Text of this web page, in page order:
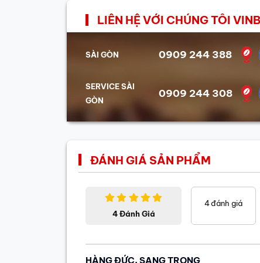
LIÊN HỆ VỚI CHÚNG TÔI
SÀI GÒN 0909 244 388
SERVICE SÀI
GÒN
0909 244 308
ĐÁNH GIÁ SẢN PHẨM
4 Đánh Giá
4đánh giá
HÀNG ĐỨC, SANG TRỌNG